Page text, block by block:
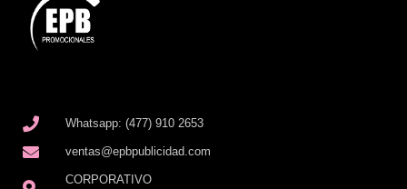
Whatsapp: (477) 910 2653
ventas@epbpublicidad.com
CORPORATIVO